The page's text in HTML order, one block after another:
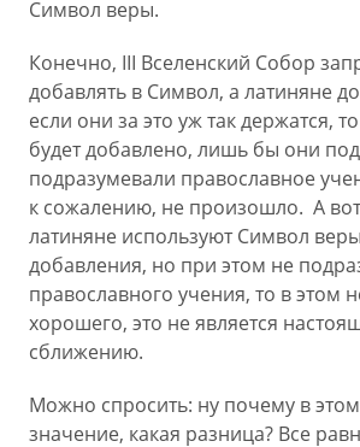
Символ веры.
Конечно, III Вселенский Собор
добавлять в Символ, а латиняне
если они за это уж так держатся,
будет добавлено, лишь бы они
подразумевали православное
к сожалению, не произошло. А вот
латиняне используют Символ
добавления, но при этом не
православного учения, то в этом
хорошего, это не является
сближению.
Можно спросить: ну почему в
значение, какая разница? Все